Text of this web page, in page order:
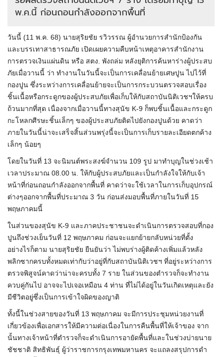
พ.ค.นี้ ก่อนถอนกําลังออกจากพื้นที่
วันนี้ (11 พ.ค. 68) นายสุริยชัย รวิวรรณ ผู้อํานวยการสำนักป้องกัน
และบรรเทาสาธารณภัย เปิดเผยความคืบหน้าเหตุอาคารสํานักงาน
การตรวจเงินแผ่นดิน หรือ สตง. พังถล่ม หลังยุติการค้นหาร่างผู้ประสบ
ภัยเมื่อวานนี้ ว่า ทํางานในวันนี้จะเป็นการเคลื่อนย้ายเศษปูน ไปไว้ที่
กองปูน ซึ่งระหว่างการเคลื่อนย้ายจะเป็นการกระบวนตรวจสอบเรื่อง
ชิ้นเนื้อหรือกระดูกของผู้ประสบภัยเพื่อเก็บให้กับสถาบันนิติเวชฯให้ครบ
ถ้วนมากที่สุด เนื่องจากเมื่อวานนี้ทางสุนัข K-9 ก็พบชิ้นเนื้อและกระดูก
กะโหลกศีรษะชิ้นเล็กๆ ของผู้ประสบภัยติดไปยังกองปูนด้วย คาดว่า
ภายในวันนี้น่าจะเสร็จสิ้นส่วนพรุ่งนี้จะเป็นการเก็บรายละเอียดตกค้าง
เล็กๆ น้อยๆ
โดยในวันที่ 13 จะนิมนต์พระสงฆ์จํานวน 109 รูป มาทําบุญในช่วงเช้า
เวลาประมาณ 08.00 น. ให้กับผู้ประสบภัยและเป็นกําลังใจให้กับเจ้า
หน้าที่ก่อนถอนกําลังออกจากพื้นที่ คาดว่าจะใช้เวลาในการเก็บอุปกรณ์
ต่างๆออกจากพื้นที่ประมาณ 3 วัน ก่อนส่งมอบพื้นที่ภายในวันที่ 15
พฤษภาคมนี้
ในส่วนของสุนัข K-9 และภาคประชาชนจะดําเนินการตรวจสอบที่กอง
ปูนถึงช่วงเย็นวันที่ 12 พฤษภาคม ก่อนจะแยกย้ายกลับหน่วยที่ตั้ง
อย่างไรก็ตาม นายสุริยชัย ยืนยันว่า ไม่พบร่างผู้ติดค้างเพิ่มแล้วหลัง
พลิกซากครบทั้งหมดเท่ากับว่าอยู่ที่กับสถาบันนิติเวชฯ ที่อยู่ระหว่างการ
ตรวจพิสูจน์คาดว่าน่าจะครบทั้ง 7 ราย ในส่วนของตํารวจก็จะทํางาน
ควบคู่กันไป อาจจะไปเจอเหมือน 4 ท่าน ที่ไม่ได้อยู่ในวันเกิดเหตุและยัง
มีชีวิตอยู่ซึ่งเป็นการเข้าใจผิดของญาติ
ทั้งนี้ในช่วงสายของวันที่ 13 พฤษภาคม จะมีการประชุมหน่วยงานที่
เกี่ยวข้องเพื่อเอกสารให้มีความต่อเนื่องในการคืนพื้นที่ให้เจ้าของ จาก
นั้นทางเจ้าหน้าที่ตํารวจก็จะดําเนินการอายัดพื้นที่และในช่วงบ่ายนาย
ชัชชาติ สิทธิพันธุ์ ผู้ว่าราชการกรุงเทพมหานคร จะแถลงสรุปการดํา